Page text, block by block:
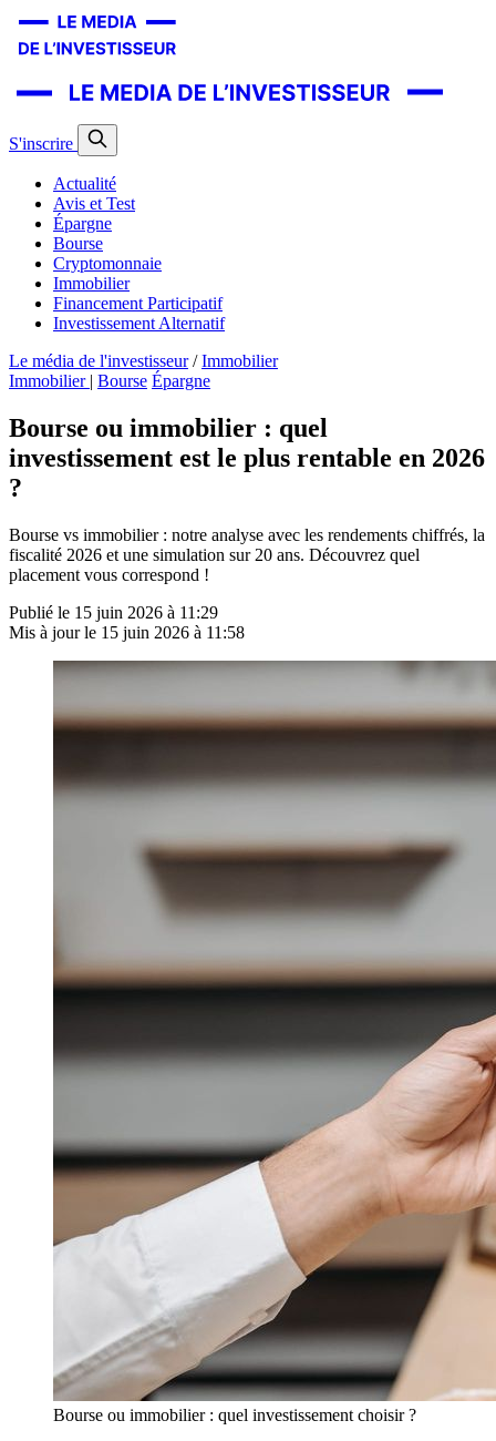
S'inscrire
Actualité
Avis et Test
Épargne
Bourse
Cryptomonnaie
Immobilier
Financement Participatif
Investissement Alternatif
Le média de l'investisseur / Immobilier
Immobilier | Bourse Épargne
Bourse ou immobilier : quel
investissement est le plus rentable en 2026
?
Bourse vs immobilier : notre analyse avec les rendements chiffrés, la
fiscalité 2026 et une simulation sur 20 ans. Découvrez quel
placement vous correspond !
Publié le 15 juin 2026 à 11:29
Mis à jour le 15 juin 2026 à 11:58
Bourse ou immobilier : quel investissement choisir ?